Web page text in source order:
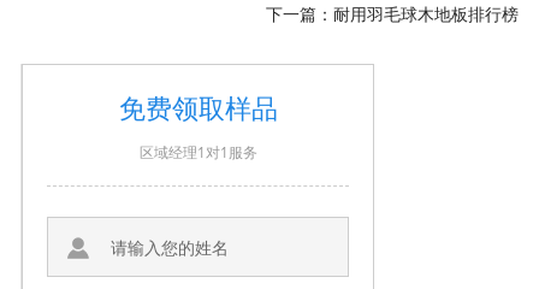
下一篇： 耐用羽毛球木地板排行榜
免费领取样品
区域经理1对1服务